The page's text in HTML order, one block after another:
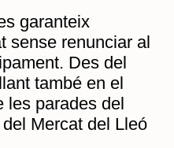
garanteix
sense renunciar al
Des del
també en el
les parades del
Mercat del Lleó